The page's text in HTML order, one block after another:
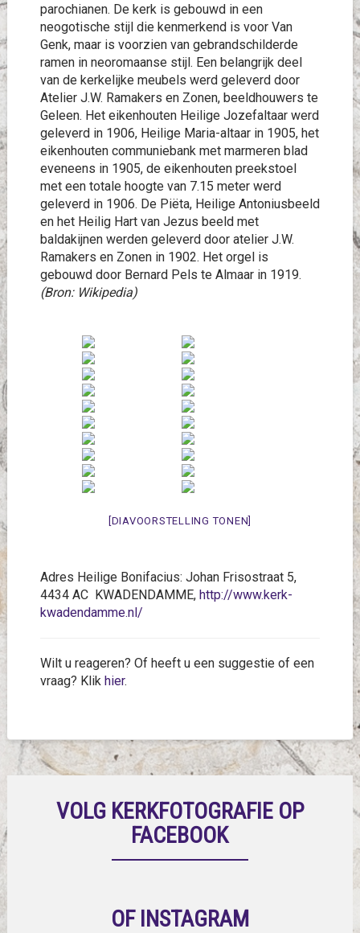
parochianen. De kerk is gebouwd in een
neogotische stijl die kenmerkend is voor Van
Genk, maar is voorzien van gebrandschilderde
ramen in neoromaanse stijl. Een belangrijk deel
van de kerkelijke meubels werd geleverd door
Atelier J.W. Ramakers en Zonen, beeldhouwers te
Geleen. Het eikenhouten Heilige Jozefaltaar werd
geleverd in 1906, Heilige Maria-altaar in 1905, het
eikenhouten communiebank met marmeren blad
eveneens in 1905, de eikenhouten preekstoel
met een totale hoogte van 7.15 meter werd
geleverd in 1906. De Piëta, Heilige Antoniusbeeld
en het Heilig Hart van Jezus beeld met
baldakijnen werden geleverd door atelier J.W.
Ramakers en Zonen in 1902. Het orgel is
gebouwd door Bernard Pels te Almaar in 1919.
(Bron: Wikipedia)
[DIAVOORSTELLING TONEN]
Adres Heilige Bonifacius: Johan Frisostraat 5,
4434 AC KWADENDAMME, http://www.kerk-
kwadendamme.nl/
Wilt u reageren? Of heeft u een suggestie of een
vraag? Klik hier.
VOLG KERKFOTOGRAFIE OP
FACEBOOK
OF INSTAGRAM